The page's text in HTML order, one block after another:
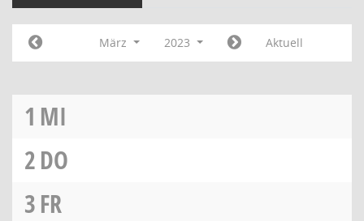
März 2023 Aktuell
1 MI
2DO
3FR